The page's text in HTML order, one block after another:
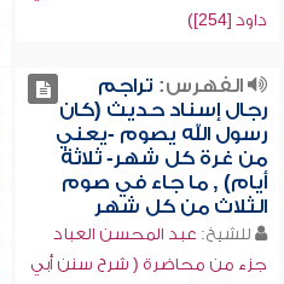
داود [254])
الفهرس: تراجم
رجال إسناد حديث (كان
رسول الله يصوم -يعني
من غرة كل شهر- ثلاثة
أيام) , ما جاء في صوم
الثلاث من كل شهر
للشيخ: عبد المحسن العباد
جزء من محاضرة ( شرح سنن أبي